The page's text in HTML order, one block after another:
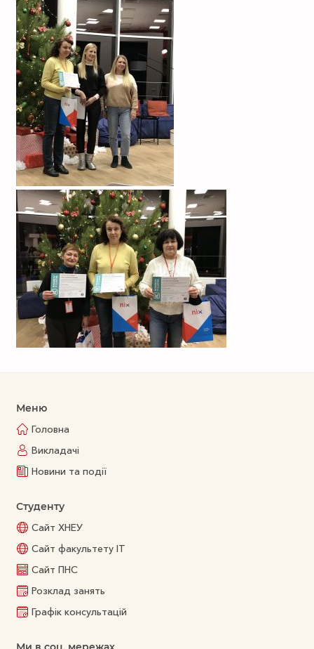
Меню
Головна
Викладачі
Новини та події
Студенту
Сайт ХНЕУ
Сайт факультету ІТ
Сайт ПНС
Розклад занять
Графік консультацій